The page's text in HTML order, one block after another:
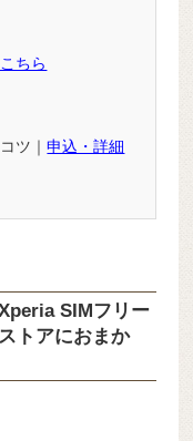
ちら
ツ｜申込・詳細
SIMフリー
トアにおまか